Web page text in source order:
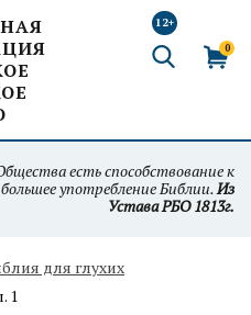
12+
0
есть способствование к
употребление Библии.Из
Устава РБО 1813г.
для глухих
1